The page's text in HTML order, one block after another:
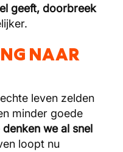
geeft, doorbreek
NAAR
leven zelden
minder goede
we al snel
loopt nu